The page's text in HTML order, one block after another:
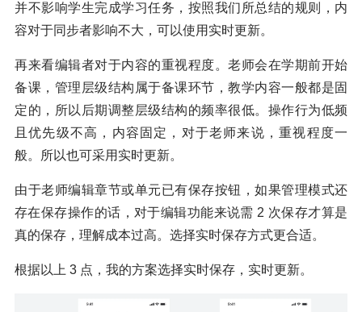
并不影响学生完成学习任务，按照我们所总结的规则，内
容对于同步者影响不大，可以使用实时更新。
再来看编辑者对于内容的重视程度。老师会在学期前开始
备课，管理层级结构属于备课环节，教学内容一般都是固
定的，所以后期调整层级结构的频率很低。操作行为低频
且优先级不高，内容固定，对于老师来说，重视程度一
般。所以也可采用实时更新。
由于老师编辑章节或单元已有保存按钮，如果管理模式还
存在保存操作的话，对于编辑功能来说需 2 次保存才算是
真的保存，理解成本过高。选择实时保存方式更合适。
根据以上 3 点，我的方案选择实时保存，实时更新。